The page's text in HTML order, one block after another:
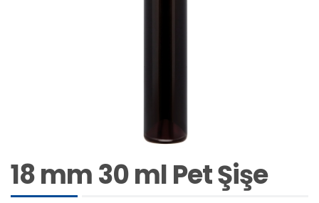
18 mm 30 ml Pet Şişe